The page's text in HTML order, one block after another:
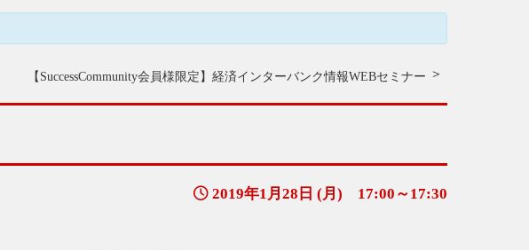
【SuccessCommunity会員様限定】 経済インターバンク情報WEBセミナー
2019年1月28日 (月) 17:00～17:30